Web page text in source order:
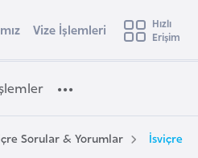
e
Vize İşlemleri
Hızlı
Erişim
Sorular & Yorumlar İsviçre